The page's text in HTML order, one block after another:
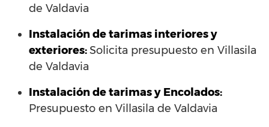
de Valdavia
Instalación de tarimas interiores y
exteriores:Solicita presupuesto en Villasila
de Valdavia
Instalación de tarimas y Encolados:
Presupuesto en Villasila de Valdavia